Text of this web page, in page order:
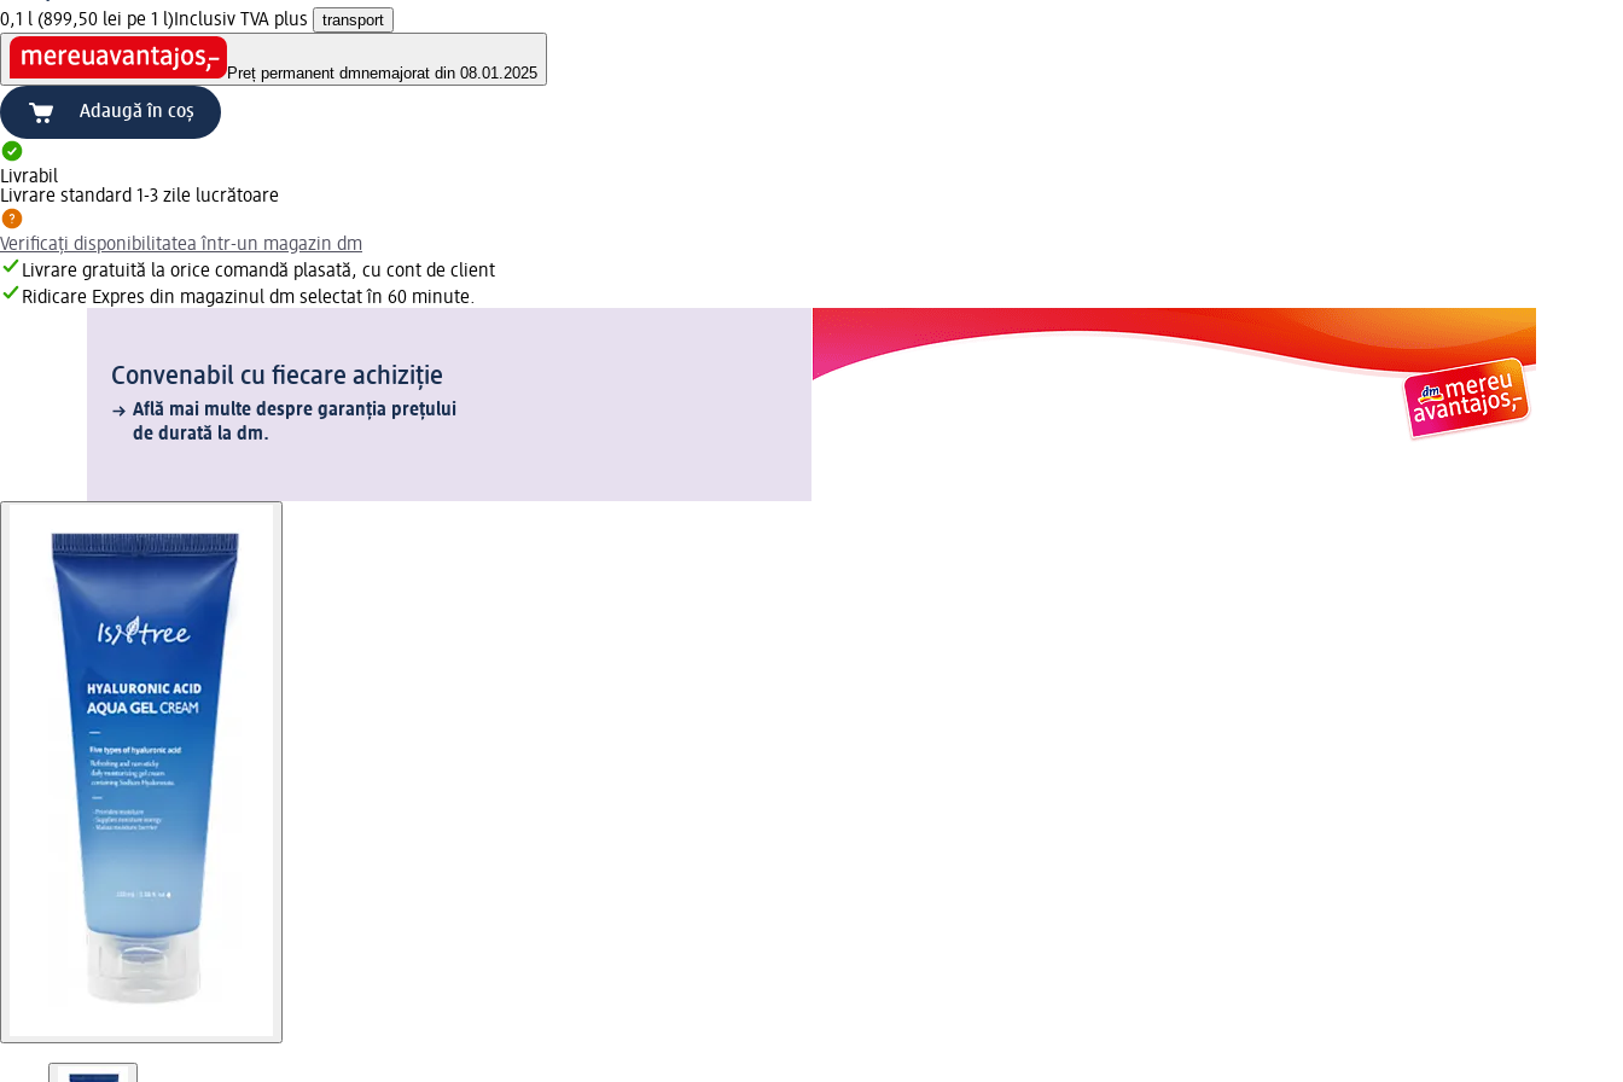
0,1 l (899,50 lei pe 1 l) Inclusiv TVA plus transport
Preț permanent dmnemajorat din 08.01.2025
Adaugă în coș
Livrabil
Livrare standard 1-3 zile lucrătoare
Verificați disponibilitatea într-un magazin dm
Livrare gratuită la orice comandă plasată, cu cont de client
Ridicare Expres din magazinul dm selectat în 60 minute.
Convenabil cu fiecare achiziție
Află mai multe despre garanția prețului
de durată la dm.